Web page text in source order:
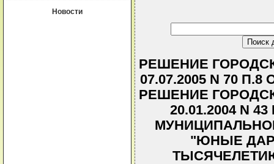
Новости
РЕШЕНИЕ
07.07.2005 N 70
РЕШЕНИЕ
20.01.2004 N
"ЮНЫЕ